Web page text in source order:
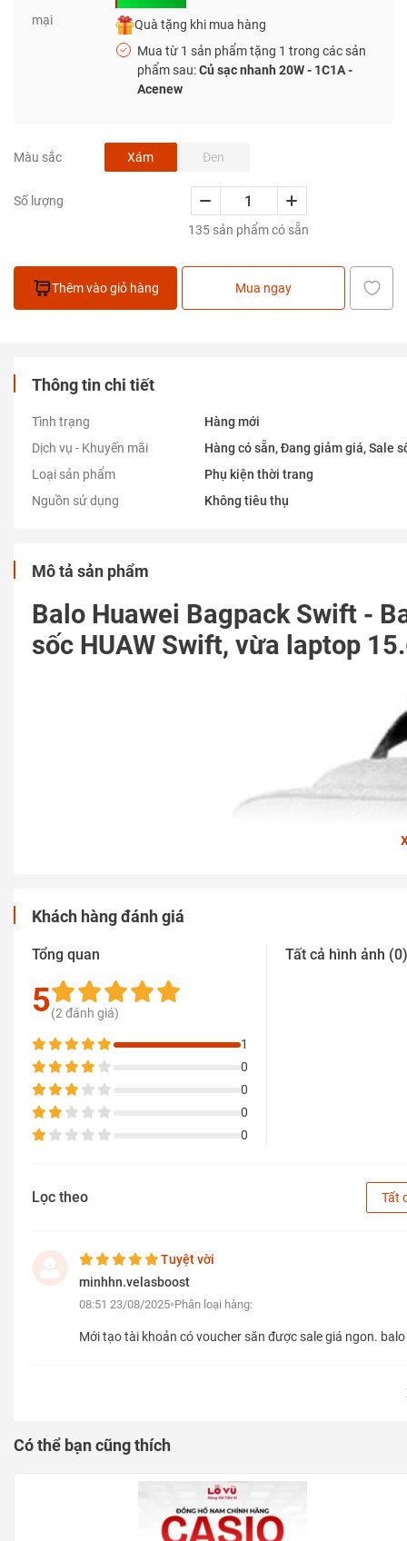
mại
Quà tặng khi mua hàng
Mua từ 1 sản phẩm tặng 1 trong các sản
phẩm sau:Củ sạc nhanh 20W - 1C1A -
Acenew
Màu sắc Xám Đen
Số lượng
135 sản phẩm có sẵn
Thêm vào giỏ hàng Mua ngay
Thông tin chi tiết
Tình trạng
Hàng mới
Dịch vụ - Khuyến mãi
Hàng có sẵn, Đang giảm giá, Sale
Loại sản phẩm
Phụ kiện thời trang
Nguồn sử dụng
Không tiêu thụ
Mô tả sản phẩm
Balo Huawei Bagpack Swift -
sốc HUAW Swift, vừa laptop
Thông số
Chi tiết
–~0.57 kg (gộp)
100% Polyester, chống nước văng nhẹ
Khách hàng đánh giá
Tổng quan
5(2 đánh giá)
1
0
0
0
0
Tất cả hình ảnh (0)
Lọc theo Tất
Tuyệt vời
minhhn.velasboost
08:51 23/08/2025 Phân loại hàng:
Mới tạo tài khoản có voucher săn được sale giá ngon.
Có thể bạn cũng thích